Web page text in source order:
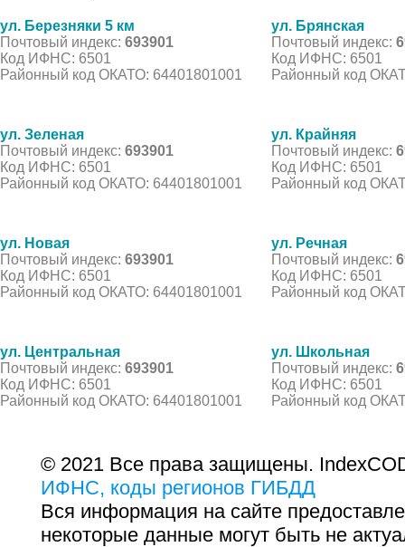
ул. Березняки 5 км
Почтовый индекс: 693901
Код ИФНС: 6501
Районный код ОКАТО: 64401801001
ул. Брянская
Почтовый индекс:
Код ИФНС: 6501
Районный код
ул. Зеленая
Почтовый индекс: 693901
Код ИФНС: 6501
Районный код ОКАТО: 64401801001
ул. Крайняя
Почтовый индекс:
Код ИФНС: 6501
Районный код
ул. Новая
Почтовый индекс: 693901
Код ИФНС: 6501
Районный код ОКАТО: 64401801001
ул. Речная
Почтовый индекс:
Код ИФНС: 6501
Районный код
ул. Центральная
Почтовый индекс: 693901
Код ИФНС: 6501
Районный код ОКАТО: 64401801001
ул. Школьная
Почтовый индекс:
Код ИФНС: 6501
Районный код
© 2021 Все права защищены.
ИФНС, коды регионов ГИБДД
Вся информация на сайте
некоторые данные могут быть не